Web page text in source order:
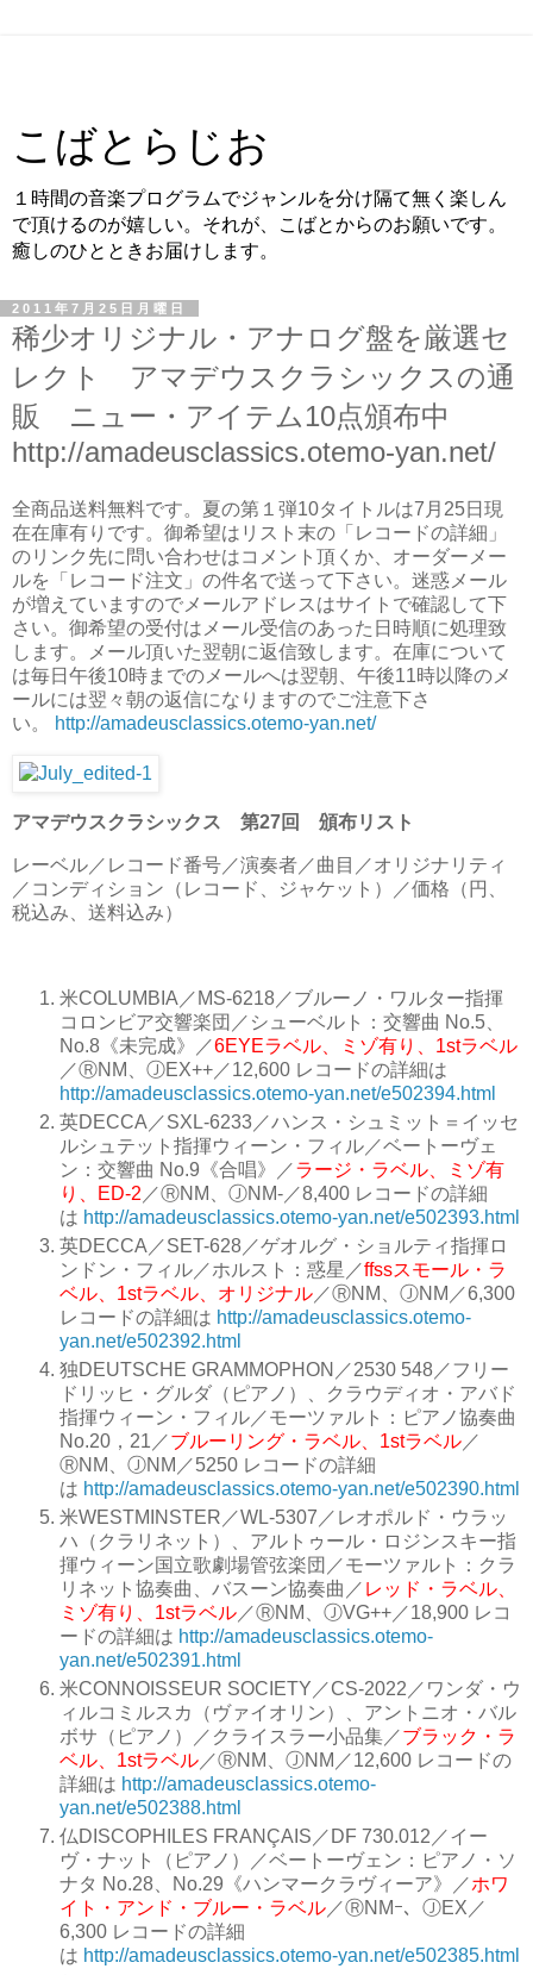
こばとらじお
１時間の音楽プログラムでジャンルを分け隔て無く楽しん
で頂けるのが嬉しい。それが、こばとからのお願いです。
癒しのひとときお届けします。
2011年7月25日月曜日
稀少オリジナル・アナログ盤を厳選セ
レクト アマデウスクラシックスの通
販 ニュー・アイテム10点頒布中
http://amadeusclassics.otemo-yan.net/
全商品送料無料です。夏の第１弾10タイトルは7月25日現
在在庫有りです。御希望はリスト末の「レコードの詳細」
のリンク先に問い合わせはコメント頂くか、オーダーメー
ルを「レコード注文」の件名で送って下さい。迷惑メール
が増えていますのでメールアドレスはサイトで確認して下
さい。御希望の受付はメール受信のあった日時順に処理致
します。メール頂いた翌朝に返信致します。在庫について
は毎日午後10時までのメールへは翌朝、午後11時以降のメ
ールには翌々朝の返信になりますのでご注意下さ
い。
http://amadeusclassics.otemo-yan.net/
アマデウスクラシックス 第27回 頒布リスト
レーベル／レコード番号／演奏者／曲目／オリジナリティ
／コンディション（レコード、ジャケット）／価格（円、
税込み、送料込み）
米COLUMBIA ／ MS-6218 ／ブルーノ・ワルター指揮
コロンビア交響楽団 ／ シューベルト：交響曲 No.5、
No.8《未完成》
／6EYEラベル、ミゾ有り、1stラベル
／ⓇNM、ⒿEX++ ／12,600 レコードの詳細は
http://amadeusclassics.otemo-yan.net/e502394.html
英DECCA ／SXL-6233 ／ハンス・シュミット＝イッセ
ルシュテット指揮ウィーン・フィル ／ベートーヴェ
ン：交響曲 No.9《合唱》
／ラージ・ラベル、ミゾ有
り、ED-2 ／ⓇNM、ⒿNM- ／8,400 レコードの詳細
は http://amadeusclassics.otemo-yan.net/e502393.html
英DECCA ／SET-628 ／ゲオルグ・ショルティ指揮ロ
ンドン・フィル ／ホルスト：惑星 ／ffssスモール・ラ
ベル、1stラベル、オリジナル ／ⓇNM、ⒿNM ／6,300
レコードの詳細は http://amadeusclassics.otemo-
yan.net/e502392.html
独DEUTSCHE GRAMMOPHON ／2530 548 ／フリー
ドリッヒ・グルダ（ピアノ）、クラウディオ・アバド
指揮ウィーン・フィル ／モーツァルト：ピアノ協奏曲
No.20，21 ／ブルーリング・ラベル、1stラベル ／
ⓇNM、ⒿNM ／5250 レコードの詳細
は http://amadeusclassics.otemo-yan.net/e502390.html
米WESTMINSTER ／WL-5307 ／ レオポルド・ウラッ
ハ（クラリネット）、アルトゥール・ロジンスキー指
揮ウィーン国立歌劇場管弦楽団 ／モーツァルト：クラ
リネット協奏曲、バスーン協奏曲 ／ レッド・ラベル、
ミゾ有り、1stラベル ／ⓇNM、ⒿVG++ ／18,900 レコ
ードの詳細は http://amadeusclassics.otemo-
yan.net/e502391.html
米CONNOISSEUR SOCIETY ／CS-2022 ／ ワンダ・ウ
ィルコミルスカ（ヴァイオリン）、アントニオ・バル
ボサ（ピアノ）
／ クライスラー小品集 ／ブラック・ラ
ベル、1stラベル ／ⓇNM、ⒿNM ／12,600 レコードの
詳細は http://amadeusclassics.otemo-
yan.net/e502388.html
仏DISCOPHILES FRANÇAIS ／ DF 730.012 ／イー
ヴ・ナット（ピアノ）
／ベートーヴェン：ピアノ・ソ
ナタ No.28、No.29《ハンマークラヴィーア》
／ホワ
イト・アンド・ブルー・ラベル ／ⓇNMｰ、ⒿEX ／
6,300 レコードの詳細
は http://amadeusclassics.otemo-yan.net/e502385.html